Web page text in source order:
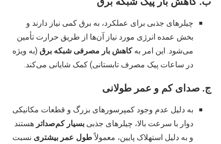
چیلرهای جذبی برای عملکرد، به برق کمی نیاز دارند و
بخش عمده انرژی مورد نیاز آن‌ها از طریق حرارت تأمین
می‌شود. این امر بهکاهش بار مصرفی شبکه برق(به ویژه
در ساعات پیک مصرف تابستانی) کمک شایانی می‌کند.
ج. صدای کم و عمر طولانی
به دلیل عدم وجود کمپرسورهای بزرگ و قطعات مکانیکی
دوار با سرعت بالا، چیلرهای جذبی بسیار کم‌صداترهستند
و به دلیل استهلاک پایین، معمولاًطول عمر بیشتری نسبت